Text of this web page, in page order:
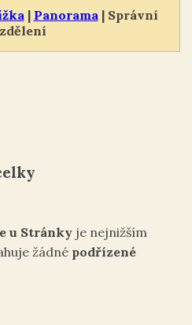
| Panorama | Správní
u Stránky je nejnižším
žádné podřízené